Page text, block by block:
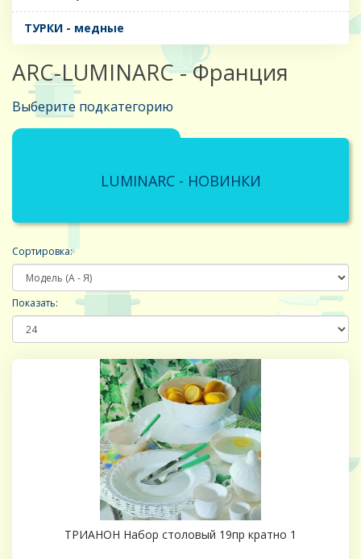
ТУРКИ - медные
ARC-LUMINARC - Франция
Выберите подкатегорию
LUMINARC - НОВИНКИ
Сортировка:
Показать:
ТРИАНОН Набор столовый 19пр кратно 1